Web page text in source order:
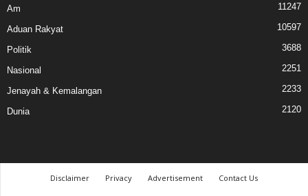
Am 11247
Aduan Rakyat 10597
Politik 3688
Nasional 2251
Jenayah & Kemalangan 2233
Dunia 2120
Disclaimer Privacy Advertisement
Contact Us